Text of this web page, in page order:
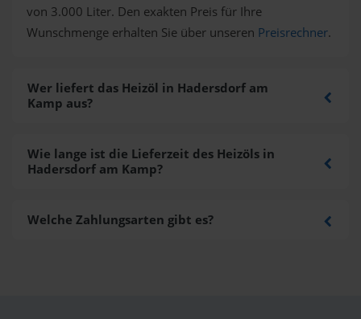
von 3.000 Liter. Den exakten Preis für Ihre
Wunschmenge erhalten Sie über unseren Preisrechner.
Wer liefert das Heizöl in Hadersdorf am
Kamp aus?
Wie lange ist die Lieferzeit des Heizöls in
Hadersdorf am Kamp?
Welche Zahlungsarten gibt es?